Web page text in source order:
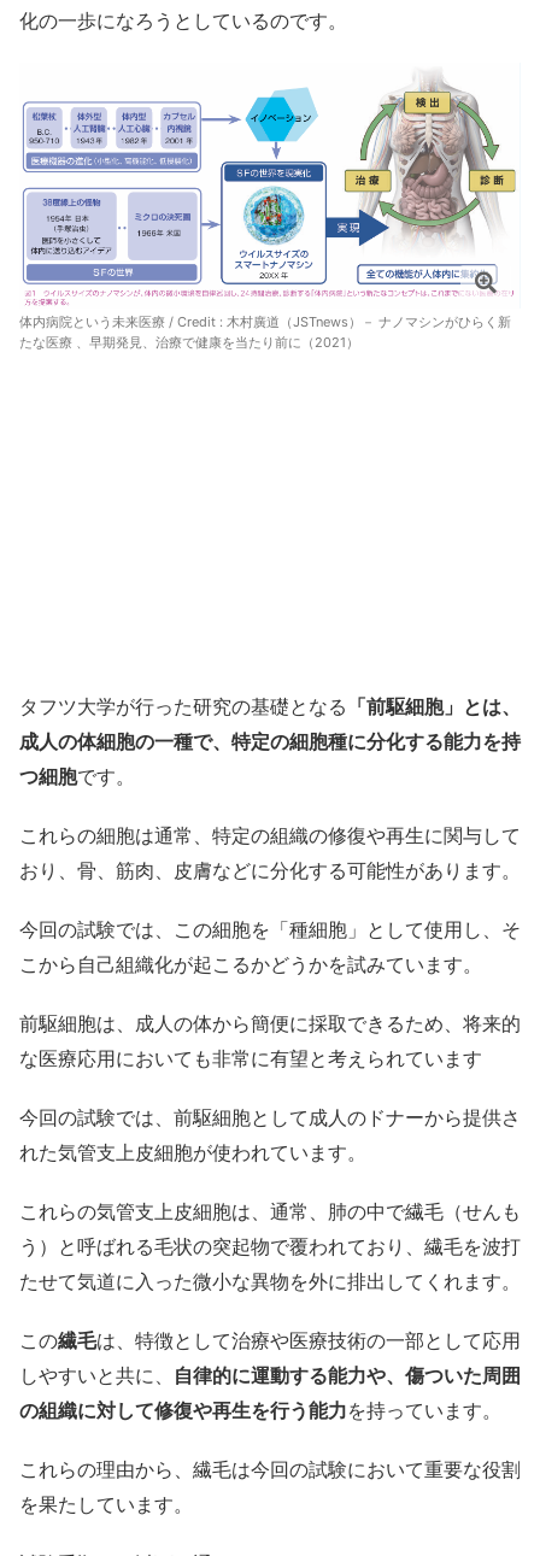
化の一歩になろうとしているのです。
体内病院という未来医療 / Credit : 木村廣道（JSTnews）－ ナノマシンがひらく新
たな医療 、早期発見、治療で健康を当たり前に（2021）
タフツ大学が行った研究の基礎となる 「前駆細胞」とは、
成人の体細胞の一種で、特定の細胞種に分化する能力を持
つ細胞です。
これらの細胞は通常、特定の組織の修復や再生に関与して
おり、骨、筋肉、皮膚などに分化する可能性があります。
今回の試験では、この細胞を「種細胞」として使用し、そ
こから自己組織化が起こるかどうかを試みています。
前駆細胞は、成人の体から簡便に採取できるため、将来的
な医療応用においても非常に有望と考えられています
今回の試験では、前駆細胞として成人のドナーから提供さ
れた気管支上皮細胞が使われています。
これらの気管支上皮細胞は、通常、肺の中で繊毛（せんも
う）と呼ばれる毛状の突起物で覆われており、繊毛を波打
たせて気道に入った微小な異物を外に排出してくれます。
この繊毛は、特徴として治療や医療技術の一部として応用
しやすいと共に、 自律的に運動する能力や、傷ついた周囲
の組織に対して修復や再生を行う能力を持っています。
これらの理由から、繊毛は今回の試験において重要な役割
を果たしています。